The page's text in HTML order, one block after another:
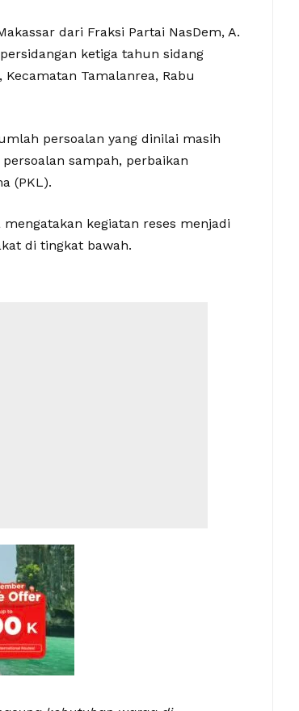
dari Fraksi Partai NasDem, A.
ketiga tahun sidang
Tamalanrea, Rabu
persoalan yang dinilai masih
sampah, perbaikan
(PKL).
mengatakan kegiatan reses menjadi
di tingkat bawah.